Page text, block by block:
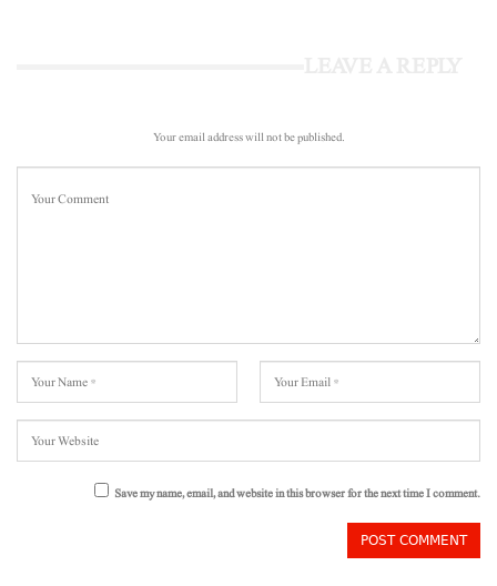
Your email address will not be published.
Save my name, email, and website in this browser for the next time I comment.